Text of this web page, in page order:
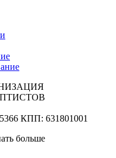
КПП: 631801001
больше